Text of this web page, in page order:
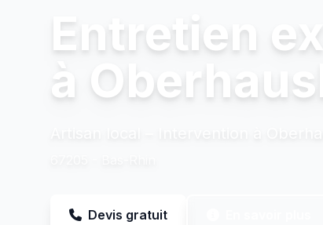
Entretien
à
Devis gratuit